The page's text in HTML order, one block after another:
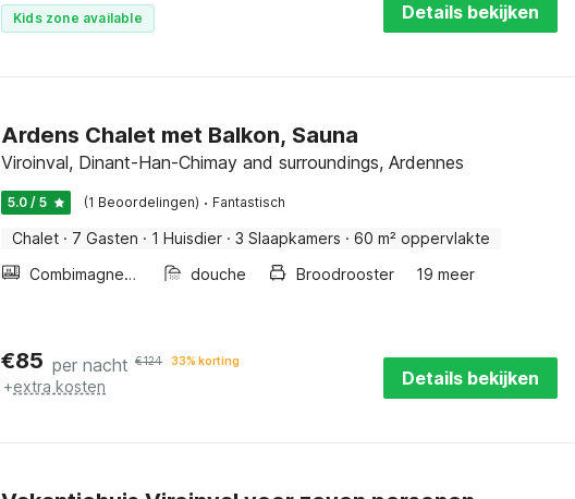
Kids zone available Details bekijken
Ardens Chalet met Balkon, Sauna
Viroinval, Dinant-Han-Chimay and surroundings, Ardennes
5.0 / 5 (1 Beoordelingen) · Fantastisch
Chalet · 7 Gasten · 1 Huisdier · 3 Slaapkamers · 60 m² oppervlakte
Combimagnetron
douche Broodrooster 19 meer
€85 per nacht €124 33% korting
+extra kosten Details bekijken